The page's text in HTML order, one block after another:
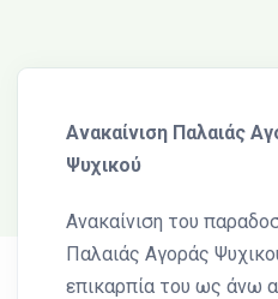
Ανακαίνιση Παλαιάς
Ψυχικού
Ανακαίνιση του
Παλαιάς Αγοράς
επικαρπία του ως άνω